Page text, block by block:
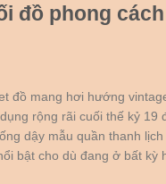
đồ phong
đồ mang hơi hướng
rộng rãi cuối thế kỷ 19
dậy mẫu quần thanh
bật cho dù đang ở bất kỳ